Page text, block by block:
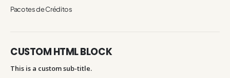
Pacotes de Créditos
CUSTOM HTML BLOCK
This is a custom sub-title.